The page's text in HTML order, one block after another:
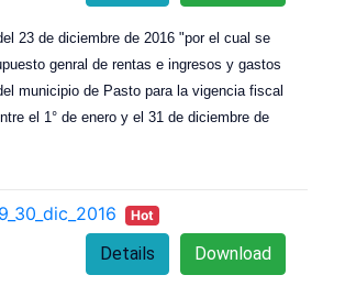
23 de diciembre de 2016 "por el cual se
genral de rentas e ingresos y gastos
municipio de Pasto para la vigencia fiscal
el 1° de enero y el 31 de diciembre de
Hot
Download
Details